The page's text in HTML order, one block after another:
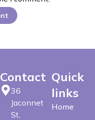
Contact
36
Jaconnet
St,
Quick
links
Home